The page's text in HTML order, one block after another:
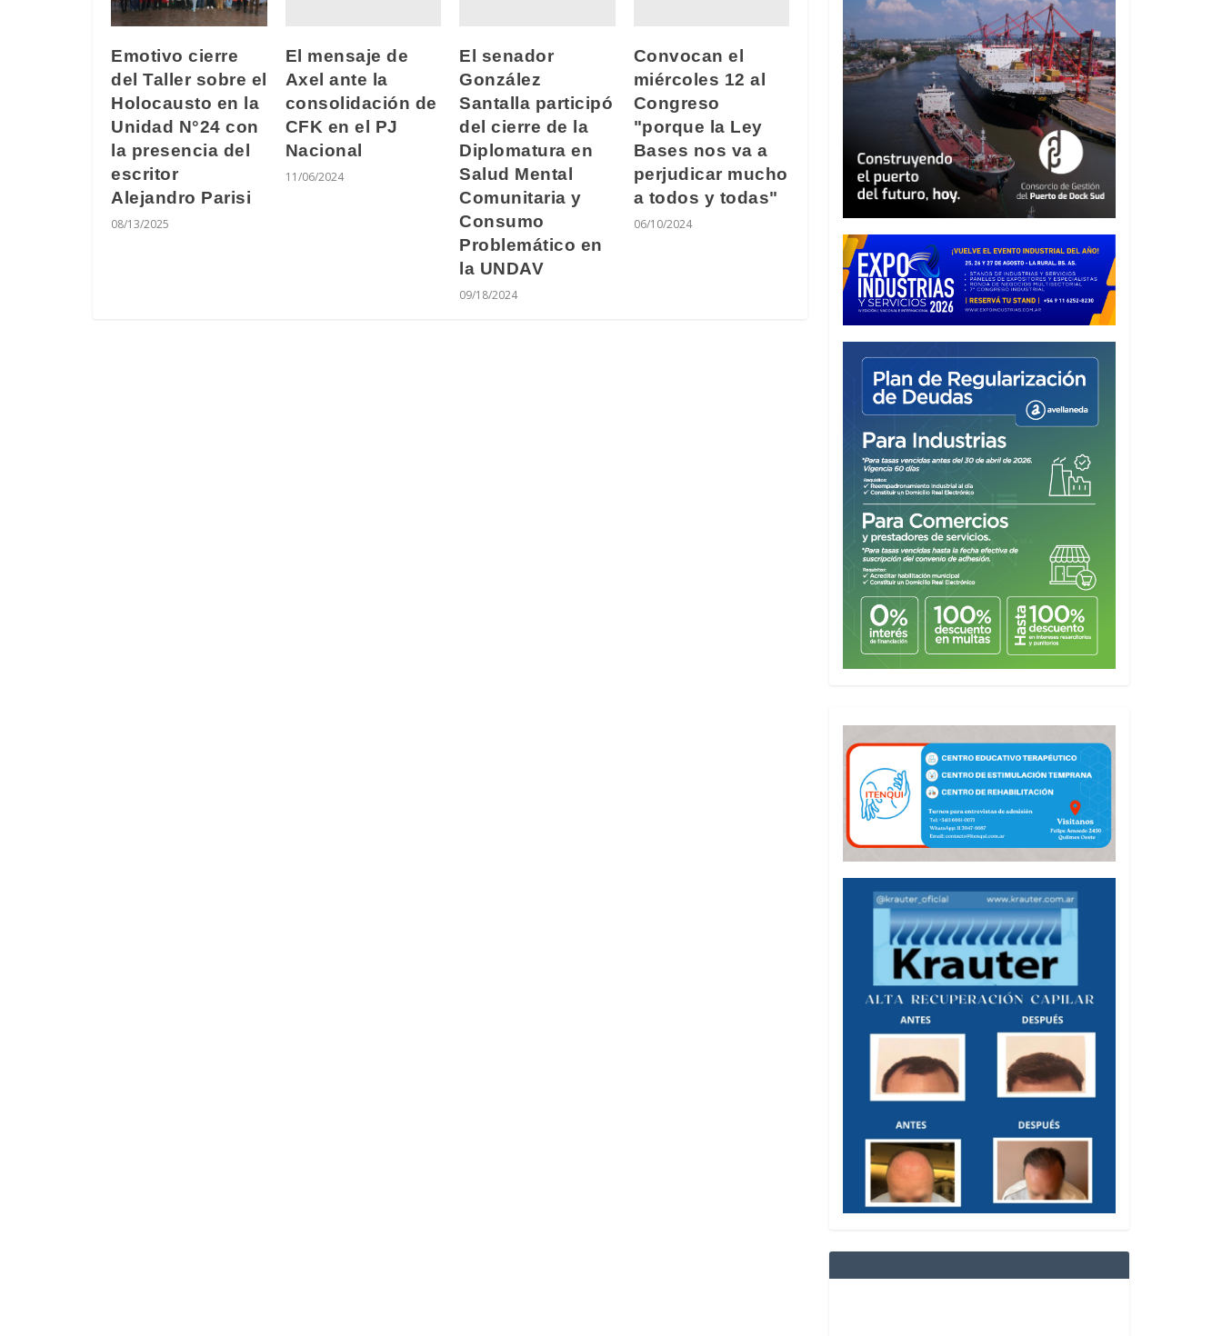
Emotivo cierre
del Taller sobre el
Holocausto en la
Unidad N°24 con
la presencia del
escritor
Alejandro Parisi
08/13/2025
El mensaje de
Axel ante la
consolidación de
CFK en el PJ
Nacional
11/06/2024
El senador
González
Santalla participó
del cierre de la
Diplomatura en
Salud Mental
Comunitaria y
Consumo
Problemático en
la UNDAV
09/18/2024
Convocan el
miércoles 12 al
Congreso
"porque la Ley
Bases nos va a
perjudicar mucho
a todos y todas"
06/10/2024